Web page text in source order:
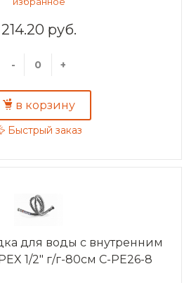
214.20 руб.
- +
в корзину
Быстрый заказ
для воды с внутренним
1/2" г/г-80см C-PE26-8